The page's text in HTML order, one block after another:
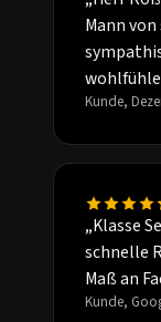
Mann
Kunde,
„Klasse
schnelle
Maß an
Kunde,